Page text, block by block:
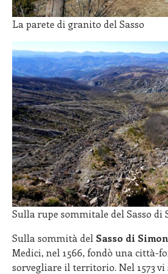
La parete di granito del Sasso
Sulla rupe sommitale del Sasso di
Sulla sommità del Sasso di
Medici, nel 1566, fondò una città-
sorvegliare il territorio. Nel 1573